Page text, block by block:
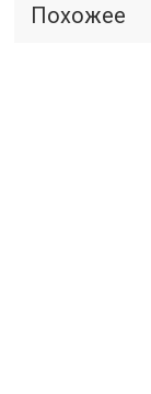
Похожее